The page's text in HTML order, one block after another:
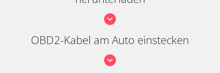
OBD2-Kabel am Auto einstecken